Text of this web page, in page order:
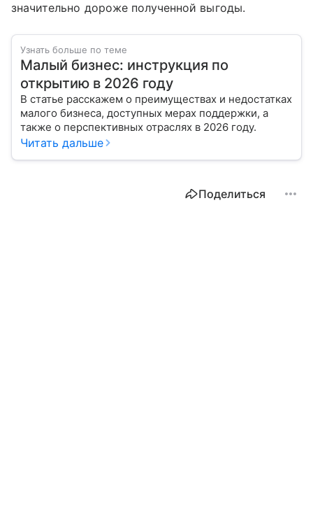
значительно дороже полученной выгоды.
Узнать больше по теме
Малый бизнес: инструкция по
открытию в 2026 году
В статье расскажем о преимуществах и недостатках
малого бизнеса, доступных мерах поддержки, а
также о перспективных отраслях в 2026 году.
Читать дальше
Поделиться